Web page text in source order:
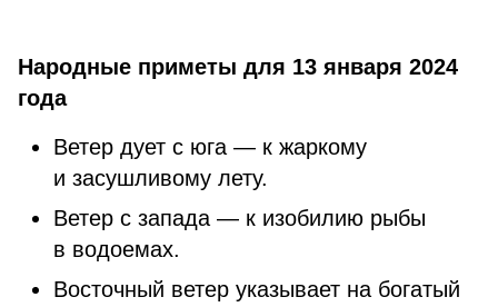
Народные приметы для 13 января 2024
года
Ветер дует с юга — к жаркому
и засушливому лету.
Ветер с запада — к изобилию рыбы
в водоемах.
Восточный ветер указывает на богатый